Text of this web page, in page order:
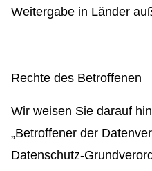
Weitergabe in Länder
Rechte des Betroffenen
Wir weisen Sie darauf
„Betroffener der
Datenschutz-